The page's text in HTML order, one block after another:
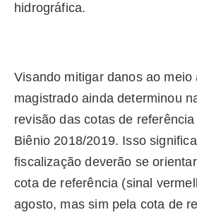
hidrográfica.
Visando mitigar danos ao meio
magistrado ainda determinou
revisão das cotas de
Biênio 2018/2019. Isso
fiscalização deverão se
cota de referência (sinal
agosto, mas sim pela cota de